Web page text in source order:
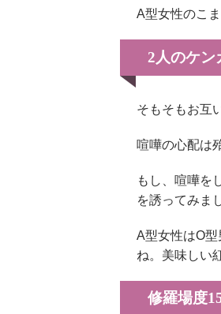
A型女性のこ
2人のケン
そもそもお互
喧嘩の心配は
もし、喧嘩を
を誘ってみま
A型女性はO
ね。美味しい
修羅場度